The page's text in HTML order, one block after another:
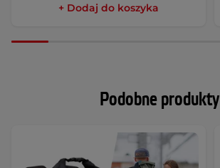
+ Dodaj do koszyka
Podobne produkty